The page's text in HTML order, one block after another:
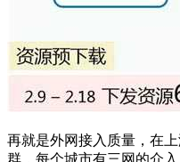
再就是外网接入质量，在
群，每个城市有三网的介